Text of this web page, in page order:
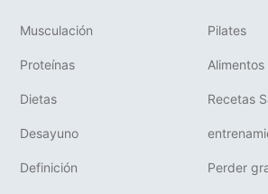
Musculación Pilates
Proteínas Alimentos
Dietas Recetas
Desayuno
Definición Perder